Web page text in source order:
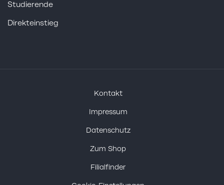
Studierende
Direkteinstieg
Kontakt
Impressum
Datenschutz
Zum Shop
Filialfinder